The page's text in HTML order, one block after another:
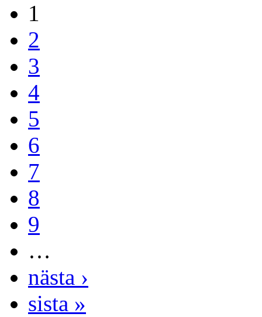
1
2
3
4
5
6
7
8
9
…
nästa ›
sista »